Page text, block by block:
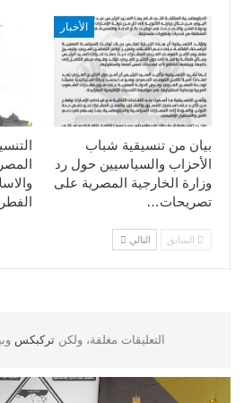
الأخبار
بيان من تنسيقية شباب
الأحزاب والسياسيين حول رد
وزارة الخارجية المصرية على
تصريحات…
السابق التالي
التعليقات مغلقة، ولكن تركبكس